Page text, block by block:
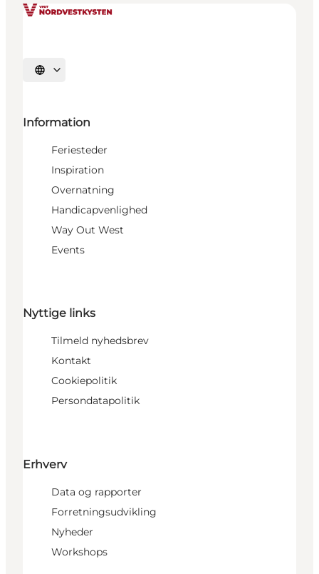
Vælg sprog
Information
Feriesteder
Inspiration
Overnatning
Handicapvenlighed
Way Out West
Events
Nyttige links
Tilmeld nyhedsbrev
Kontakt
Cookiepolitik
Persondatapolitik
Erhverv
Data og rapporter
Forretningsudvikling
Nyheder
Workshops